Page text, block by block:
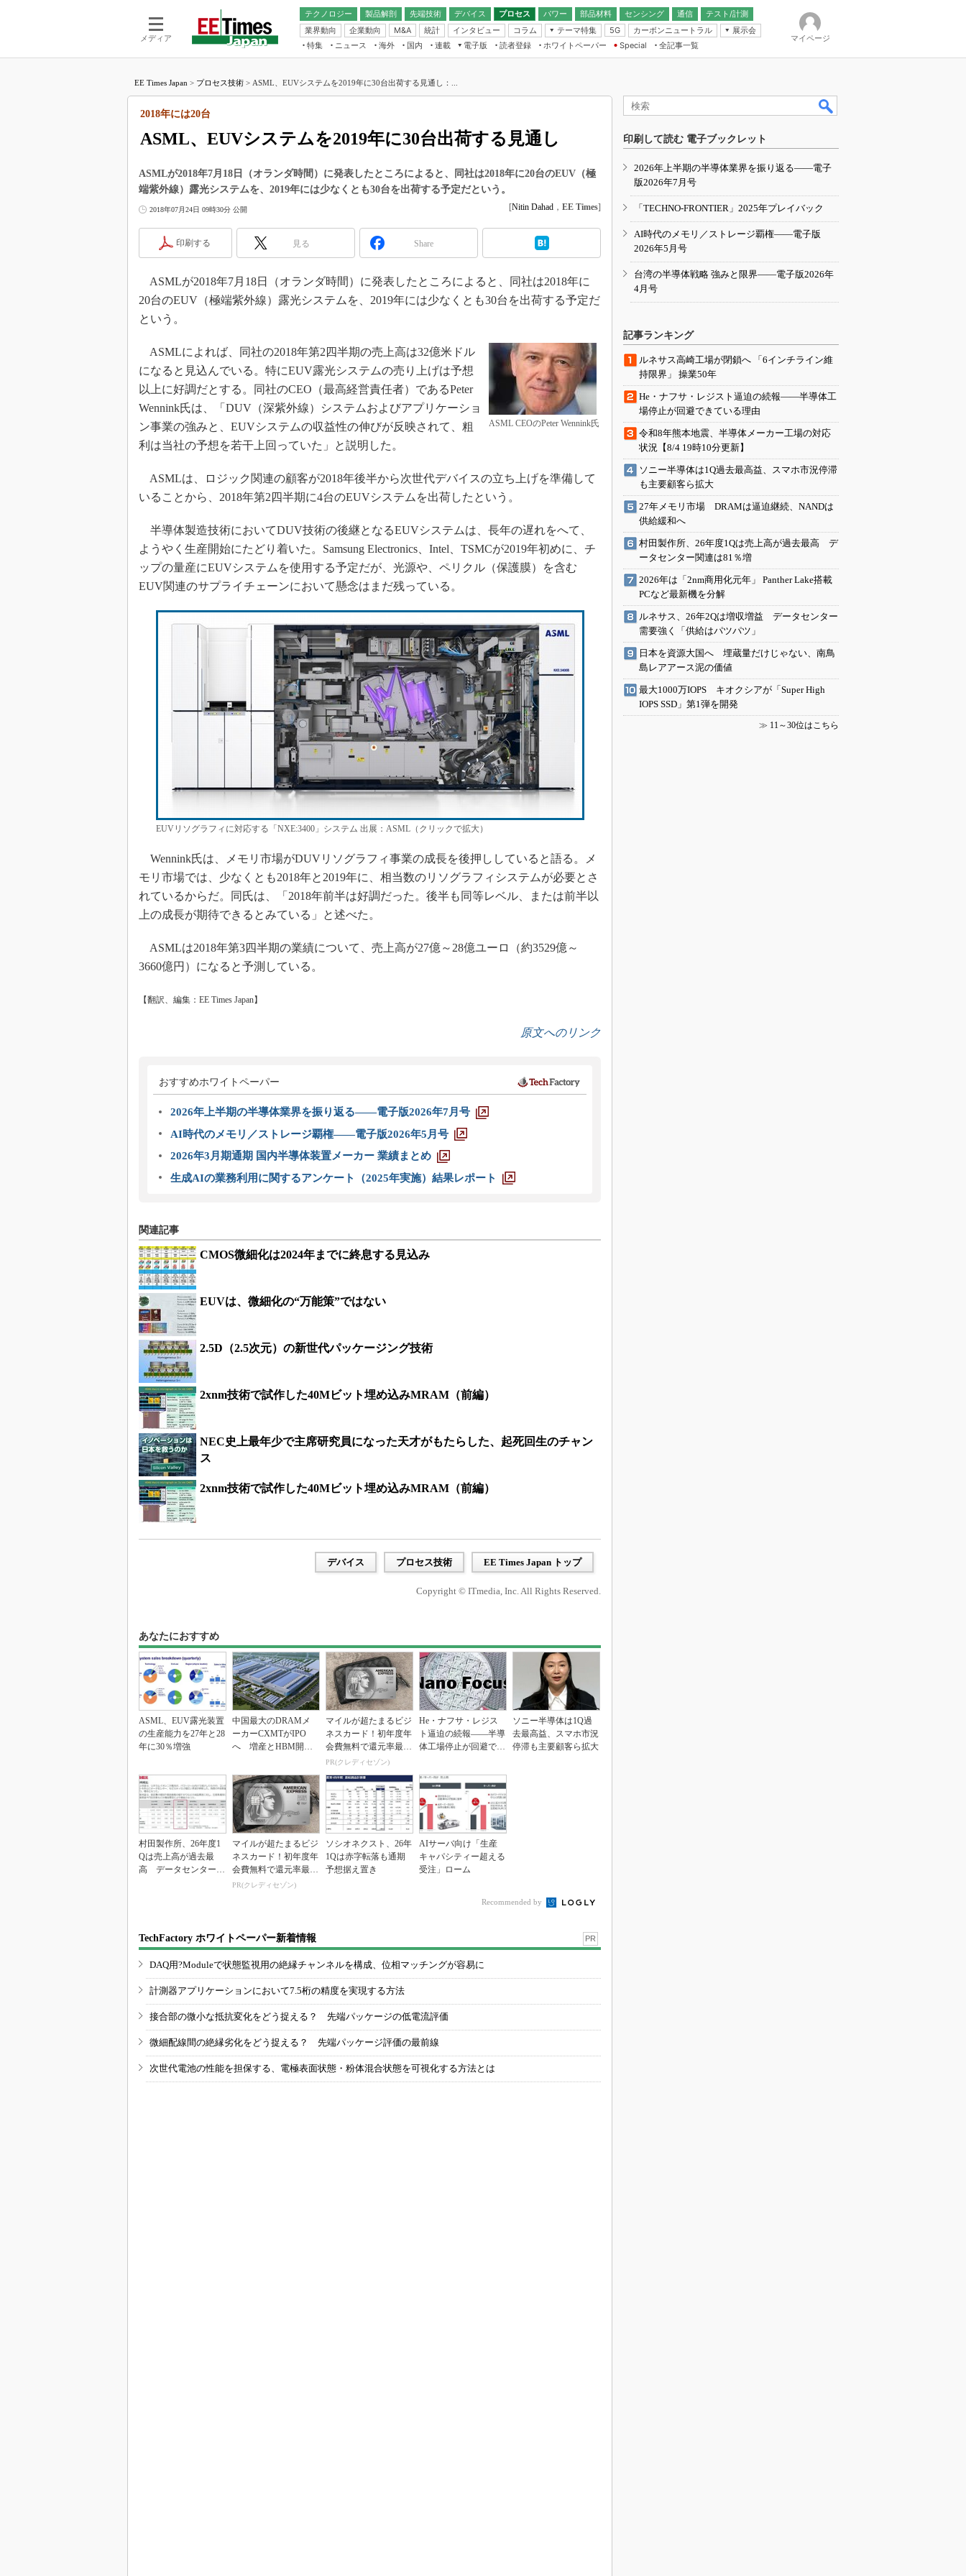
メディア
テクノロジー 製品解剖
先端技術
電池／エネルギー
デバイス
アナログ
マイコン
プロセス パワー 部品材料 センシング
通信
無線
テスト/計測
業界動向
企業動向 M&A 統計 インタビュー コラム
テーマ特集
フィジカルAI
読者調査（EE Times Research）
IoT
エレクトロニクス入門（EDN
5G カーボンニュートラル
展示会
IoT・エッジコンピューティング
EXPO
TECHNO-FRONTIER
人とくるま展
特集 ニュース 海外 国内
連載
福田昭のデバイス通信
大山聡の業界スコープ
リタイア直前エンジニアの社会人大
学漂流記
踊るバズワード ～Behind the
Buzzword
で起こること
製品分解で探るアジアの新トレンド
“異端児エンジニア”が仕掛けた社内
改革、執念の180日
イノベーションは日本を救うのか
JASA発IoT通信
IHSアナリスト「未来展望」
「英語に愛されないエンジニア」の
電子版
電子ブックレット
読者登録 ホワイトペーパー
Special
全記事一覧
マイページ
EE Times Japan > プロセス技術 > ASML、EUVシステムを2019年に30台出荷する見通し：...
ASML、EUVシステムを2019年に30台出荷する見通し
2018年には20台
ASMLが2018年7月18日（オランダ時間）に発表したところによると、同社は2018年に20台のEUV（極
端紫外線）露光システムを、2019年には少なくとも30台を出荷する予定だという。
2018年07月24日 09時30分 公開 [Nitin Dahad ， EE Times]
印刷する 見る Share
ASMLが2018年7月18日（オランダ時間）に発表したところによると、同社は2018年に
20台のEUV（極端紫外線）露光システムを、2019年には少なくとも30台を出荷する予定だ
という。
ASML CEOのPeter Wennink氏
ASMLによれば、同社の2018年第2四半期の売上高は32億米ドル
になると見込んでいる。特にEUV露光システムの売り上げは予想
以上に好調だとする。同社のCEO（最高経営責任者）であるPeter
Wennink氏は、「DUV（深紫外線）システムおよびアプリケーショ
ン事業の強みと、EUVシステムの収益性の伸びが反映されて、粗
利は当社の予想を若干上回っていた」と説明した。
ASMLは、ロジック関連の顧客が2018年後半から次世代デバイスの立ち上げを準備して
いることから、2018年第2四半期に4台のEUVシステムを出荷したという。
半導体製造技術においてDUV技術の後継となるEUVシステムは、長年の遅れをへて、
ようやく生産開始にたどり着いた。Samsung Electronics、Intel、TSMCが2019年初めに、チ
ップの量産にEUVシステムを使用する予定だが、光源や、ペリクル（保護膜）を含む
EUV関連のサプライチェーンにおいて懸念はまだ残っている。
EUVリソグラフィに対応する「NXE:3400」システム 出展：ASML（クリックで拡大）
Wennink氏は、メモリ市場がDUVリソグラフィ事業の成長を後押ししていると語る。メ
モリ市場では、少なくとも2018年と2019年に、相当数のリソグラフィシステムが必要とさ
れているからだ。同氏は、「2018年前半は好調だった。後半も同等レベル、または前半以
上の成長が期待できるとみている」と述べた。
ASMLは2018年第3四半期の業績について、売上高が27億～28億ユーロ（約3529億～
3660億円）になると予測している。
【翻訳、編集：EE Times Japan】
原文へのリンク
おすすめホワイトペーパー
2026年上半期の半導体業界を振り返る――電子版2026年7月号
AI時代のメモリ／ストレージ覇権――電子版2026年5月号
2026年3月期通期 国内半導体装置メーカー 業績まとめ
生成AIの業務利用に関するアンケート（2025年実施）結果レポート
関連記事
CMOS微細化は2024年までに終息する見込み
EUVは、微細化の“万能策”ではない
2.5D（2.5次元）の新世代パッケージング技術
2xnm技術で試作した40Mビット埋め込みMRAM（前編）
NEC史上最年少で主席研究員になった天才がもたらした、起死回生のチャン
ス
2xnm技術で試作した40Mビット埋め込みMRAM（前編）
デバイス プロセス技術 EE Times Japan トップ
Copyright © ITmedia, Inc. All Rights Reserved.
あなたにおすすめ
ASML、EUV露光装置
の生産能力を27年と28
年に30％増強
中国最大のDRAMメ
ーカーCXMTがIPO
へ 増産とHBM開発
マイルが超たまるビジ
ネスカード！初年度年
会費無料で還元率最大
1.125%
PR(クレディセゾン)
He・ナフサ・レジス
ト逼迫の続報――半導
体工場停止が回避でき
ソニー半導体は1Q過
去最高益、スマホ市況
停滞も主要顧客ら拡大
村田製作所、26年度1
Qは売上高が過去最
高 データセンター関
マイルが超たまるビジ
ネスカード！初年度年
会費無料で還元率最大
1.125%
PR(クレディセゾン)
ソシオネクスト、26年
1Qは赤字転落も通期
予想据え置き
AIサーバ向け「生産
キャパシティー超える
受注」ローム
Recommended by
TechFactory ホワイトペーパー新着情報 PR
DAQ用?Moduleで状態監視用の絶縁チャンネルを構成、位相マッチングが容易に
計測器アプリケーションにおいて7.5桁の精度を実現する方法
接合部の微小な抵抗変化をどう捉える？ 先端パッケージの低電流評価
微細配線間の絶縁劣化をどう捉える？ 先端パッケージ評価の最前線
次世代電池の性能を担保する、電極表面状態・粉体混合状態を可視化する方法とは
印刷して読む 電子ブックレット
2026年上半期の半導体業界を振り返る――電子
版2026年7月号
「TECHNO-FRONTIER」2025年プレイバック
AI時代のメモリ／ストレージ覇権――電子版
2026年5月号
台湾の半導体戦略 強みと限界――電子版2026年
4月号
記事ランキング
ルネサス高崎工場が閉鎖へ 「6インチライン維
持限界」 操業50年
He・ナフサ・レジスト逼迫の続報――半導体工
場停止が回避できている理由
令和8年熊本地震、半導体メーカー工場の対応
状況【8/4 19時10分更新】
ソニー半導体は1Q過去最高益、スマホ市況停滞
も主要顧客ら拡大
27年メモリ市場 DRAMは逼迫継続、NANDは
供給緩和へ
村田製作所、26年度1Qは売上高が過去最高 デ
ータセンター関連は81％増
2026年は「2nm商用化元年」 Panther Lake搭載
PCなど最新機を分解
ルネサス、26年2Qは増収増益 データセンター
需要強く「供給はパツパツ」
日本を資源大国へ 埋蔵量だけじゃない、南鳥
島レアアース泥の価値
最大1000万IOPS キオクシアが「Super High
IOPS SSD」第1弾を開発
≫ 11～30位はこちら